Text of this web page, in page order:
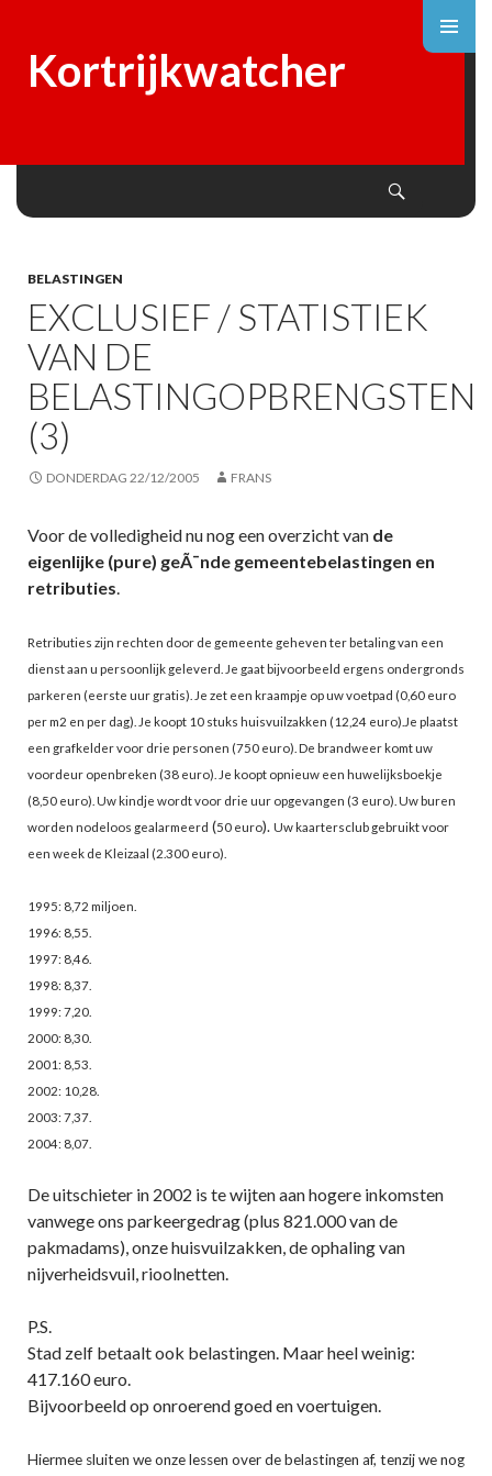
Kortrijkwatcher
BELASTINGEN
EXCLUSIEF / STATISTIEK
VAN DE
BELASTINGOPBRENGSTEN
(3)
DONDERDAG 22/12/2005 FRANS
Voor de volledigheid nu nog een overzicht van de
eigenlijke (pure) geÃ¯nde gemeentebelastingen en
retributies.
Retributies zijn rechten door de gemeente geheven ter betaling van een
dienst aan u persoonlijk geleverd. Je gaat bijvoorbeeld ergens ondergronds
parkeren (eerste uur gratis). Je zet een kraampje op uw voetpad (0,60 euro
per m2 en per dag). Je koopt 10 stuks huisvuilzakken (12,24 euro).Je plaatst
een grafkelder voor drie personen (750 euro). De brandweer komt uw
voordeur openbreken (38 euro). Je koopt opnieuw een huwelijksboekje
(8,50 euro). Uw kindje wordt voor drie uur opgevangen (3 euro). Uw buren
worden nodeloos gealarmeerd (50 euro). Uw kaartersclub gebruikt voor
een week de Kleizaal (2.300 euro).
1995: 8,72 miljoen.
1996: 8,55.
1997: 8,46.
1998: 8,37.
1999: 7,20.
2000: 8,30.
2001: 8,53.
2002: 10,28.
2003: 7,37.
2004: 8,07.
De uitschieter in 2002 is te wijten aan hogere inkomsten
vanwege ons parkeergedrag (plus 821.000 van de
pakmadams), onze huisvuilzakken, de ophaling van
nijverheidsvuil, rioolnetten.
P.S.
Stad zelf betaalt ook belastingen. Maar heel weinig:
417.160 euro.
Bijvoorbeeld op onroerend goed en voertuigen.
Hiermee sluiten we onze lessen over de belastingen af, tenzij we nog